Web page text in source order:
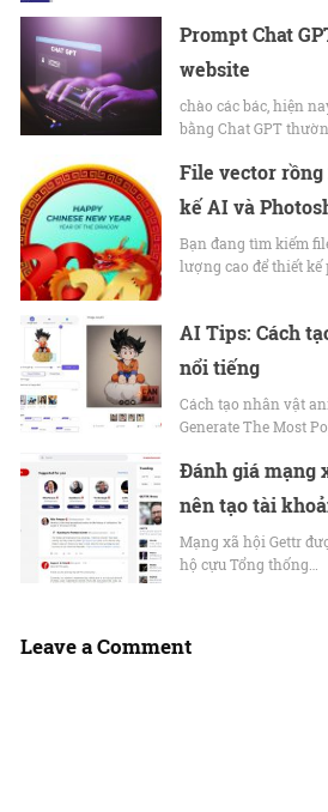
Prompt Chat
website
chào các bác, hiện
bằng Chat GPT
File vector
kế AI và
Bạn đang tìm kiếm
lượng cao để thiết kế
AI Tips: Cách
nổi tiếng
Cách tạo nhân vật
Generate The Most
Đánh giá mạng
nên tạo tài
Mạng xã hội Gettr
hộ cựu Tổng thống…
Leave a Comment